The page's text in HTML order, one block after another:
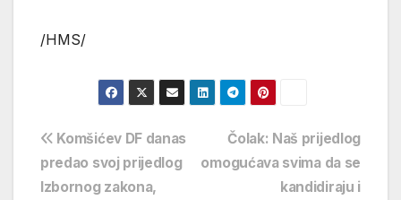
/HMS/
Navigacija
objava
Čolak: Naš prijedlog
omogućava svima da se
kandidiraju i
Komšićev DF danas
predao svoj prijedlog
Izbornog zakona,